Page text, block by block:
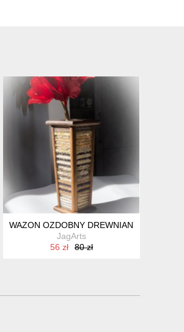
WAZON OZDOBNY
JagArts
56 zł
80 zł